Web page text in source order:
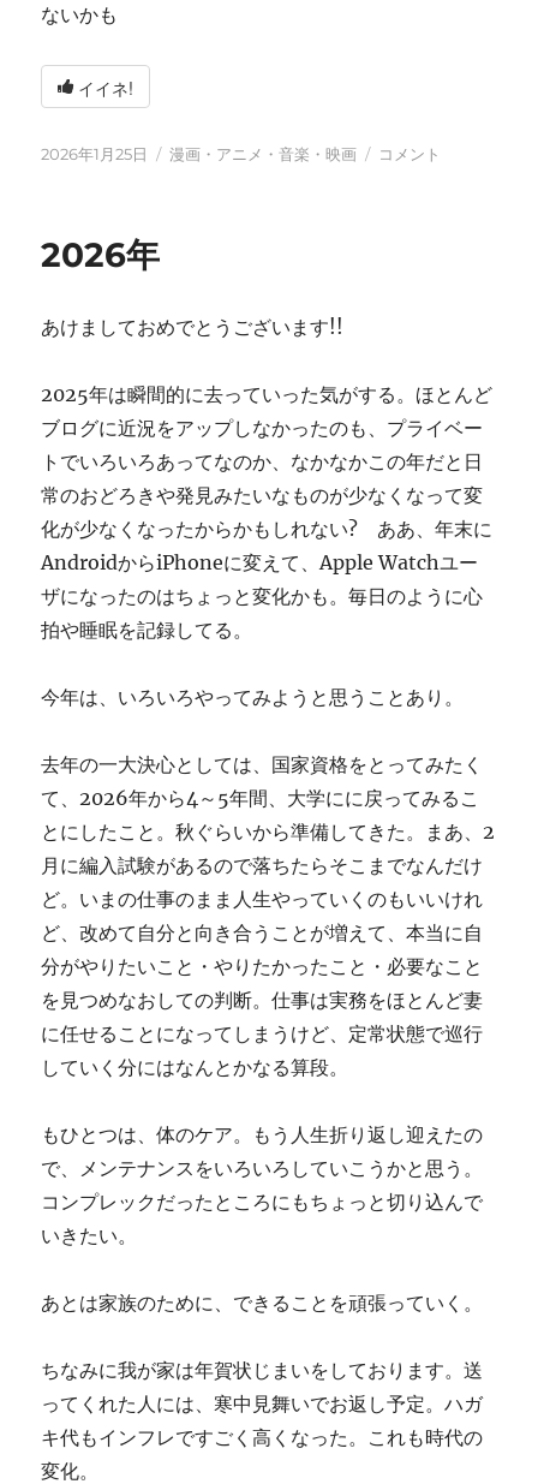
ないかも
イイネ!
投
2026年1月25日
カ
漫画・アニメ・音楽・映画
tn-
コメント
2026年
あけましておめでとうございます!!
2025年は瞬間的に去っていった気がする。ほとんど
ブログに近況をアップしなかったのも、プライベー
トでいろいろあってなのか、なかなかこの年だと日
常のおどろきや発見みたいなものが少なくなって変
化が少なくなったからかもしれない? ああ、年末に
AndroidからiPhoneに変えて、Apple Watchユー
ザになったのはちょっと変化かも。毎日のように心
拍や睡眠を記録してる。
今年は、いろいろやってみようと思うことあり。
去年の一大決心としては、国家資格をとってみたく
て、2026年から4～5年間、大学にに戻ってみるこ
とにしたこと。秋ぐらいから準備してきた。まあ、2
月に編入試験があるので落ちたらそこまでなんだけ
ど。いまの仕事のまま人生やっていくのもいいけれ
ど、改めて自分と向き合うことが増えて、本当に自
分がやりたいこと・やりたかったこと・必要なこと
を見つめなおしての判断。仕事は実務をほとんど妻
に任せることになってしまうけど、定常状態で巡行
していく分にはなんとかなる算段。
もひとつは、体のケア。もう人生折り返し迎えたの
で、メンテナンスをいろいろしていこうかと思う。
コンプレックだったところにもちょっと切り込んで
いきたい。
あとは家族のために、できることを頑張っていく。
ちなみに我が家は年賀状じまいをしております。送
ってくれた人には、寒中見舞いでお返し予定。ハガ
キ代もインフレですごく高くなった。これも時代の
変化。